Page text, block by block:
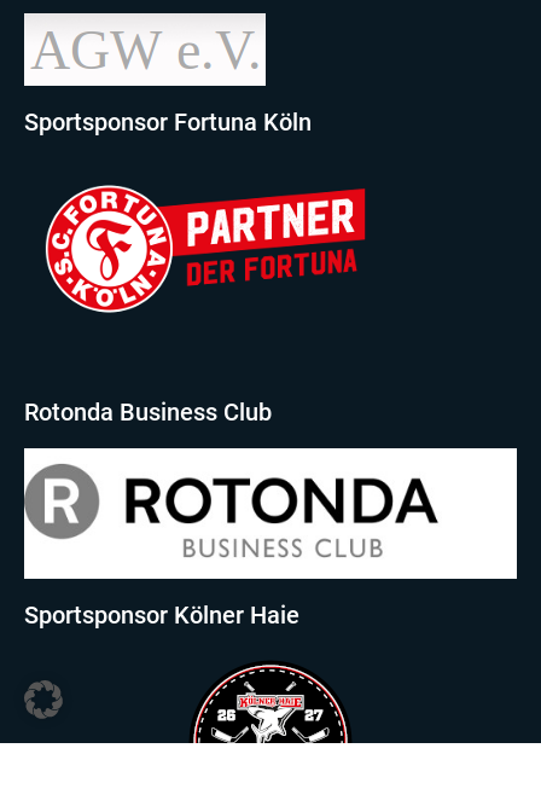
Sportsponsor Fortuna Köln
Rotonda Business Club
Sportsponsor Kölner Haie